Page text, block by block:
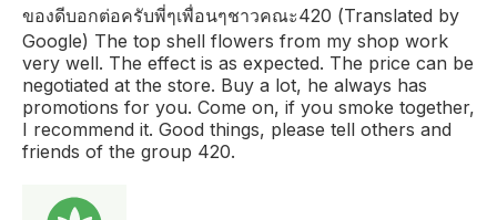
ของดีบอกต่อครับพี่ๆเพื่อนๆชาวคณะ420 (Translated by
Google) The top shell flowers from my shop work
very well. The effect is as expected. The price can be
negotiated at the store. Buy a lot, he always has
promotions for you. Come on, if you smoke together,
I recommend it. Good things, please tell others and
friends of the group 420.